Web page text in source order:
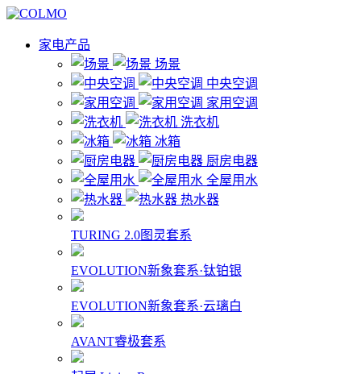
家电产品
场景
中央空调
家用空调
洗衣机
冰箱
厨房电器
全屋用水
热水器
TURING 2.0图灵套系
EVOLUTION新象套系·钛铂银
EVOLUTION新象套系·云璃白
AVANT睿极套系